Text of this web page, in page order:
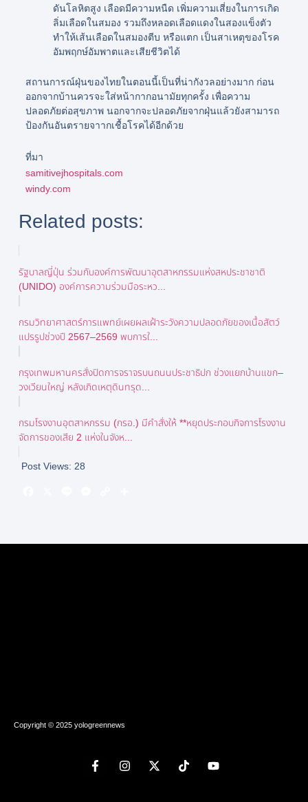
ดันโลหิตสูง เลือดมีความหนืด เพิ่มความเสี่ยงในการเกิด
ลิ่มเลือดในสมอง รวมถึงหลอดเลือดแดงในสองแข็งตัว
ทำให้เส้นเลือดในสมองตีบ หรือแตก เป็นสาเหตุของโรค
อัมพฤกษ์อัมพาตและเสียชีวิตได้
สถานการณ์ฝุ่นของไทยในตอนนี้เป็นที่น่ากังวลอย่างมาก ก่อน
ออกจากบ้านควรจะใส่หน้ากากอนามัยทุกครั้ง เพื่อความ
ปลอดภัยต่อสุขภาพ นอกจากจะปลอดภัยจากฝุ่นแล้วยังสามารถ
ป้องกันอันตรายจาากเชื้อโรคได้อีกด้วย
ที่มา
samitivejhospitals.com
windy.com
Related posts:
รัฐบาลญี่ปุ่น ร่วมกับองค์การพัฒนาอุตสาหกรรมแห่งสหประชาชาติ
(UNIDO) องค์การความร่วมมือระหว...
กรมวิทยาศาสตร์การแพทย์เผยผลเฝ้าระวังความปลอดภัยของเนื้อสัตว์
แปรรูปช่วงปี 2567–2569 พบการใ...
กรุงเทพมหานครสั่งปิดการจราจรบนถนนประชาธิปก ช่วงแยกบ้านแขก–
วงเวียนใหญ่ หลังเกิดเหตุดินทรุด...
กรมโรงงานอุตสาหกรรม (กรอ.) มีคำสั่งให้ **หยุดประกอบกิจการโรงงาน
จัดการของเสีย 2 แห่งในจังห...
Post Views: 28
Copyright © 2025 yologreennews